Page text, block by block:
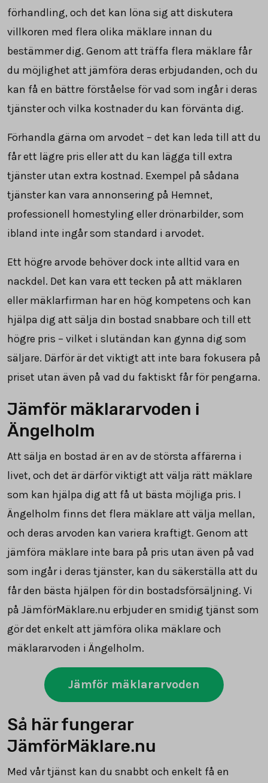
förhandling, och det kan löna sig att diskutera
villkoren med flera olika mäklare innan du
bestämmer dig. Genom att träffa flera mäklare får
du möjlighet att jämföra deras erbjudanden, och du
kan få en bättre förståelse för vad som ingår i deras
tjänster och vilka kostnader du kan förvänta dig.
Förhandla gärna om arvodet – det kan leda till att du
får ett lägre pris eller att du kan lägga till extra
tjänster utan extra kostnad. Exempel på sådana
tjänster kan vara annonsering på Hemnet,
professionell homestyling eller drönarbilder, som
ibland inte ingår som standard i arvodet.
Ett högre arvode behöver dock inte alltid vara en
nackdel. Det kan vara ett tecken på att mäklaren
eller mäklarfirman har en hög kompetens och kan
hjälpa dig att sälja din bostad snabbare och till ett
högre pris – vilket i slutändan kan gynna dig som
säljare. Därför är det viktigt att inte bara fokusera på
priset utan även på vad du faktiskt får för pengarna.
Jämför mäklararvoden i
Ängelholm
Att sälja en bostad är en av de största affärerna i
livet, och det är därför viktigt att välja rätt mäklare
som kan hjälpa dig att få ut bästa möjliga pris. I
Ängelholm finns det flera mäklare att välja mellan,
och deras arvoden kan variera kraftigt. Genom att
jämföra mäklare inte bara på pris utan även på vad
som ingår i deras tjänster, kan du säkerställa att du
får den bästa hjälpen för din bostadsförsäljning. Vi
på JämförMäklare.nu erbjuder en smidig tjänst som
gör det enkelt att jämföra olika mäklare och
mäklararvoden i Ängelholm.
Jämför mäklararvoden
Så här fungerar
JämförMäklare.nu
Med vår tjänst kan du snabbt och enkelt få en